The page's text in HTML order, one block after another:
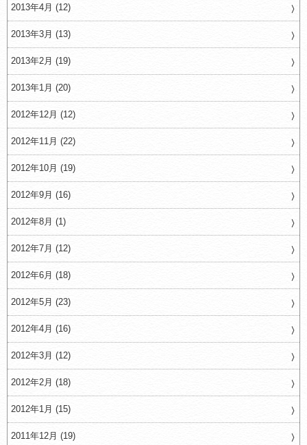
2013年4月 (12)
2013年3月 (13)
2013年2月 (19)
2013年1月 (20)
2012年12月 (12)
2012年11月 (22)
2012年10月 (19)
2012年9月 (16)
2012年8月 (1)
2012年7月 (12)
2012年6月 (18)
2012年5月 (23)
2012年4月 (16)
2012年3月 (12)
2012年2月 (18)
2012年1月 (15)
2011年12月 (19)